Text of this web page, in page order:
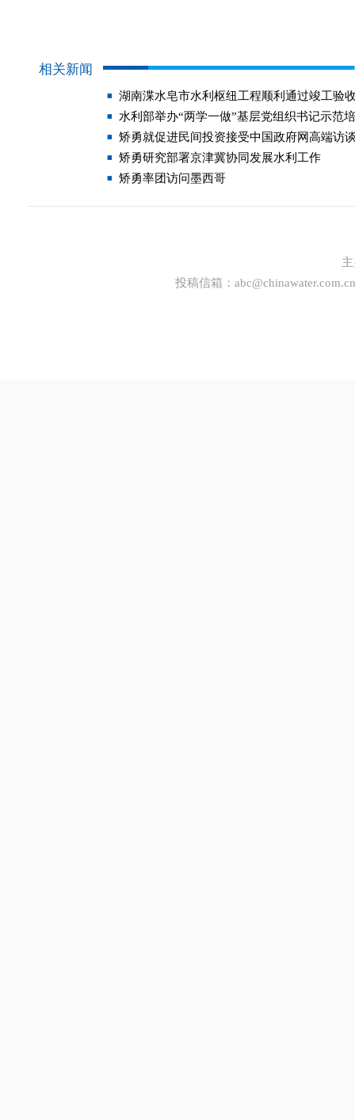
相关新闻
湖南渫水皂市水利枢纽工程顺利通过竣工验
水利部举办“两学一做”基层党组织书记示范
矫勇就促进民间投资接受中国政府网高端访
矫勇研究部署京津冀协同发展水利工作
矫勇率团访问墨西哥
投稿信箱： abc@chinawater.com.cn